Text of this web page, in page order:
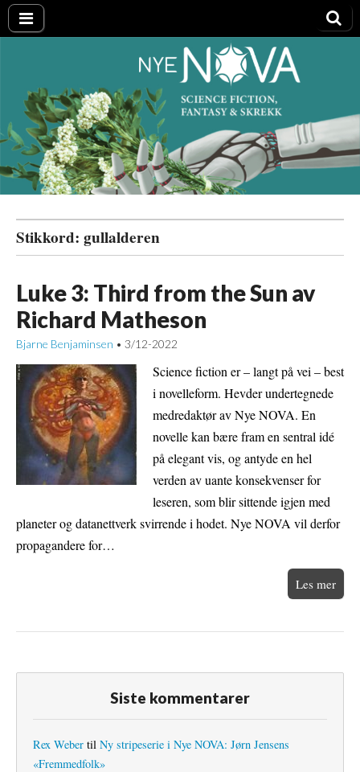
Nye NOVA
Stikkord: gullalderen
Luke 3: Third from the Sun av
Richard Matheson
Bjarne Benjaminsen • 3/12-2022
Science fiction er – langt på vei – best
i novelleform. Hevder undertegnede
medredaktør av Nye NOVA. En
novelle kan bære fram en sentral idé
på elegant vis, og antyde en hel
verden av uante konsekvenser for
leseren, som blir sittende igjen med
planeter og datanettverk svirrende i hodet. Nye NOVA vil derfor
propagandere for…
Les mer
Siste kommentarer
Rex Weber til Ny stripeserie i Nye NOVA: Jørn Jensens
«Fremmedfolk»